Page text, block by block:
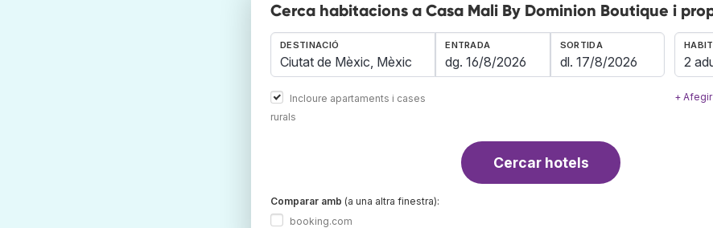
Cerca habitacions a Casa Mali By Dominion Boutique i
DESTINACIÓ
Incloure apartaments i cases
rurals
ENTRADA SORTIDA
2
+
Cercar hotels
Comparar amb (a una altra finestra):
booking.com